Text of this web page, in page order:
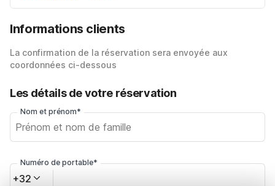
Informations clients
La confirmation de la réservation sera envoyée aux
coordonnées ci-dessous
Les détails de votre réservation
Nom et prénom*
Numéro de portable*
+32